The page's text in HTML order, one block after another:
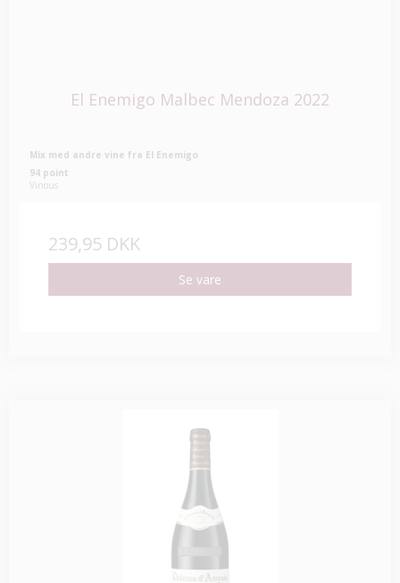
El Enemigo Malbec Mendoza 2022
Mix med andre vine fra El Enemigo
94 point
Vinous
239,95 DKK
Se vare